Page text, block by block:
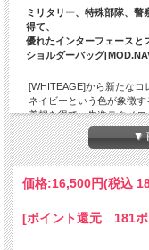
ミリタリー、特殊部隊、警
得て、
優れたインターフェースと
ショルダーバッグ
[WHITEAGE]から新たなコ
ネイビーという色が象徴
着想を得て、先進テクノ
[Navy]は新たな領域への探
根差し、“NavyBlue”は高
ネイビーという色が長い
冒険的な精神に由来します
ハイテクノロジー素材、搭
優れた防水性と透湿性に
▼
価格:16,500円(税込
[ポイント還元 181ポ